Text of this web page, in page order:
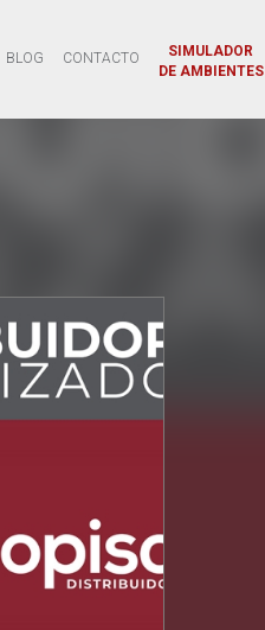
BLOG CONTACTO
SIMULADOR
DE AMBIENTES